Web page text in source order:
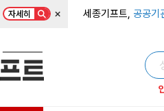
자세히 × 세종기프트, 공공기